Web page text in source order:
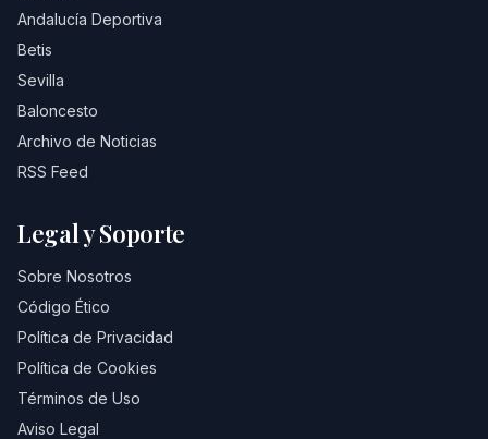
Andalucía Deportiva
Betis
Sevilla
Baloncesto
Archivo de Noticias
RSS Feed
Legal y Soporte
Sobre Nosotros
Código Ético
Política de Privacidad
Política de Cookies
Términos de Uso
Aviso Legal